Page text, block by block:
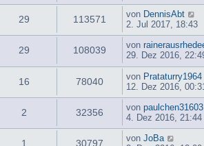
29 113571 von DennisAbt
2. Jul 2017, 18:43
29 108039 von
29. Dez 2016,
16 78040 von Prataturry1964
12. Dez 2016,
2 32356 von paulchen31603
4. Dez 2016, 21:44
1 30797 von JoBa